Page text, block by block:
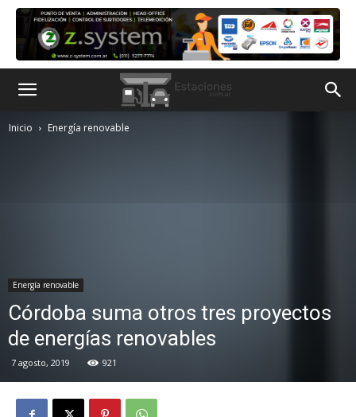
Inicio Energía renovable
Energía renovable
Córdoba suma otros tres proyectos
de energías renovables
7 agosto, 2019 921